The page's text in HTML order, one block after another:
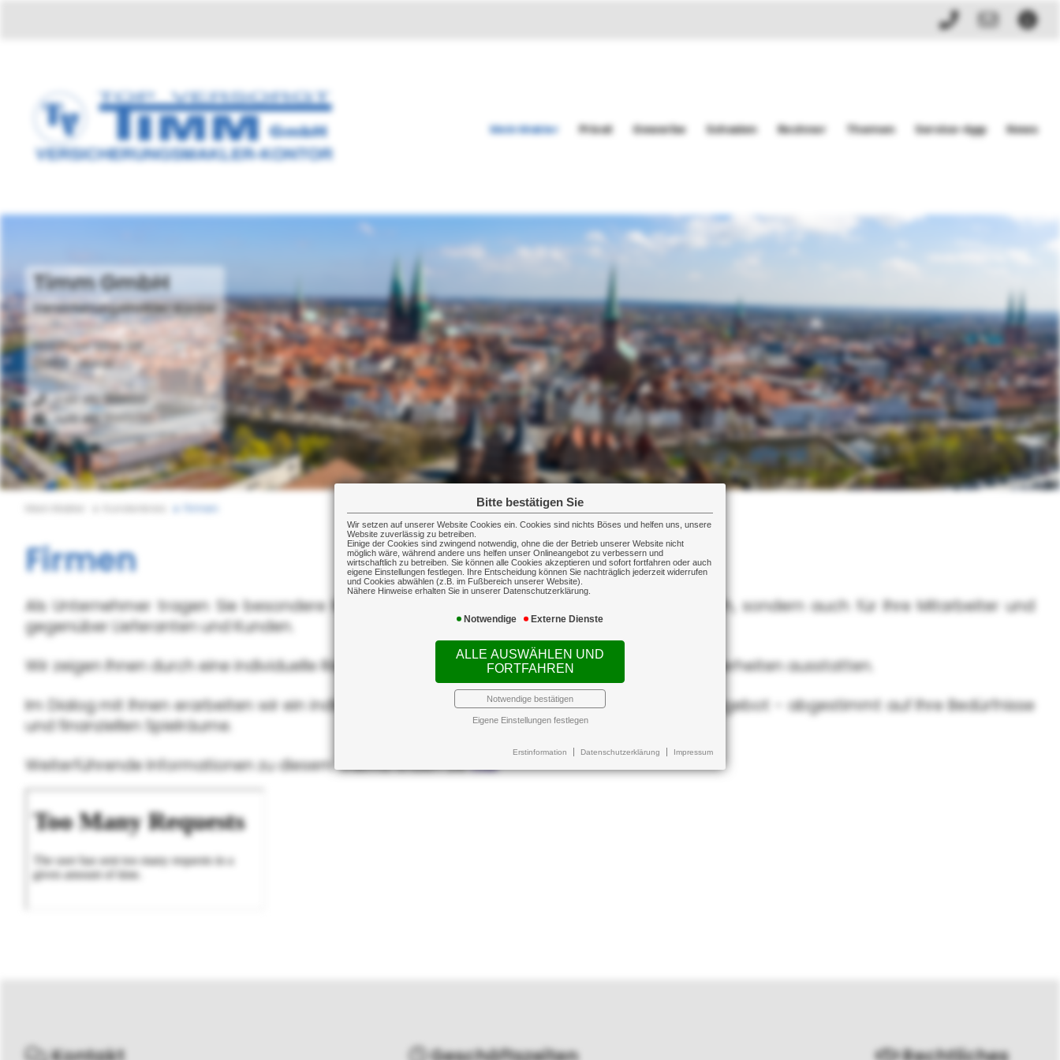
Bitte bestätigen Sie
Wir setzen auf unserer Website Cookies ein. Cookies sind nichts Böses und helfen uns, unsere
Website zuverlässig zu betreiben.
Einige der Cookies sind zwingend notwendig, ohne die der Betrieb unserer Website nicht
möglich wäre, während andere uns helfen unser Onlineangebot zu verbessern und
wirtschaftlich zu betreiben. Sie können alle Cookies akzeptieren und sofort fortfahren oder auch
eigene Einstellungen festlegen. Ihre Entscheidung können Sie nachträglich jederzeit widerrufen
und Cookies abwählen (z.B. im Fußbereich unserer Website).
Nähere Hinweise erhalten Sie in unserer Datenschutzerklärung.
Notwendige Externe Dienste
ALLE AUSWÄHLEN UND
FORTFAHREN
Notwendige bestätigen
Eigene Einstellungen festlegen
Erstinformation Datenschutzerklärung Impressum
Mein Makler Privat Gewerbe Schaden Rechner Themen Service-App News
Timm GmbH
Versicherungsmakler-Kontor
Moislinger Allee 218
23558 Lübeck
+49 451 899500
+49 451 8995020
Firmen
Firmen
Als Unternehmer tragen Sie besondere Risiken und große Verantwortung. Nicht nur für sich, sondern auch für Ihre Mitarbeiter und
gegenüber Lieferanten und Kunden.
Wir zeigen Ihnen durch eine individuelle Risikoanalyse, wie Sie Ihre Firma mit den richtigen Sicherheiten ausstatten.
Im Dialog mit Ihnen erarbeiten wir ein individuelles und maßgeschneidertes Versicherungsangebot - abgestimmt auf Ihre Bedürfnisse
und finanziellen Spielräume.
Weiterführende Informationen zu diesem Thema finden Siehier